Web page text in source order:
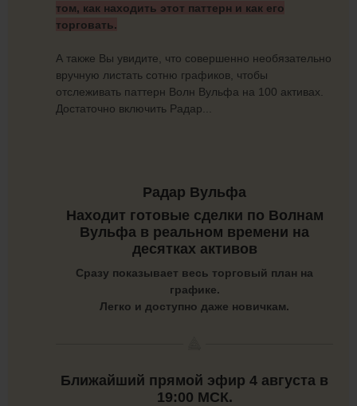
том, как находить этот паттерн и как его
торговать.
А также Вы увидите, что совершенно необязательно
вручную листать сотню графиков, чтобы
отслеживать паттерн Волн Вульфа на 100 активах.
Достаточно включить Радар...
Радар Вульфа
Находит готовые сделки по Волнам
Вульфа в реальном времени на
десятках активов
Сразу показывает весь торговый план на
графике.
Легко и доступно даже новичкам.
Ближайший прямой эфир 4 августа в
19:00 МСК.